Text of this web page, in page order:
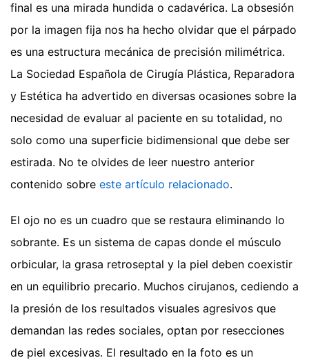
final es una mirada hundida o cadavérica. La obsesión
por la imagen fija nos ha hecho olvidar que el párpado
es una estructura mecánica de precisión milimétrica.
La Sociedad Española de Cirugía Plástica, Reparadora
y Estética ha advertido en diversas ocasiones sobre la
necesidad de evaluar al paciente en su totalidad, no
solo como una superficie bidimensional que debe ser
estirada. No te olvides de leer nuestro anterior
contenido sobre este artículo relacionado.
El ojo no es un cuadro que se restaura eliminando lo
sobrante. Es un sistema de capas donde el músculo
orbicular, la grasa retroseptal y la piel deben coexistir
en un equilibrio precario. Muchos cirujanos, cediendo a
la presión de los resultados visuales agresivos que
demandan las redes sociales, optan por resecciones
de piel excesivas. El resultado en la foto es un